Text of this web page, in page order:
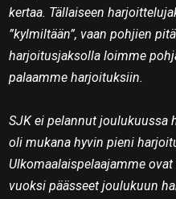
kertaa. Tällaiseen
”kylmiltään”, vaan pohjien
harjoitusjaksolla loimme
palaamme harjoituksiin.
SJK ei pelannut joulukuussa
oli mukana hyvin pieni
Ulkomaalaispelaajamme
vuoksi päässeet joulukuun